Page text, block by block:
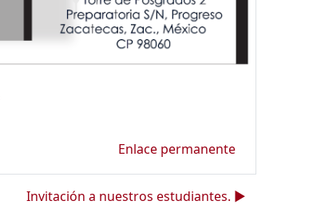
Enlace permanente
Invitación a nuestros estudiantes. ▶︎